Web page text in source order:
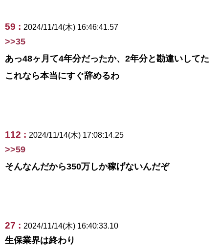
59 : 2024/11/14(木) 16:46:41.57
>>35
あっ48ヶ月て4年分だったか、2年分と勘違いしてた
これなら本当にすぐ辞めるわ
112 : 2024/11/14(木) 17:08:14.25
>>59
そんなんだから350万しか稼げないんだぞ
27 : 2024/11/14(木) 16:40:33.10
生保業界は終わり